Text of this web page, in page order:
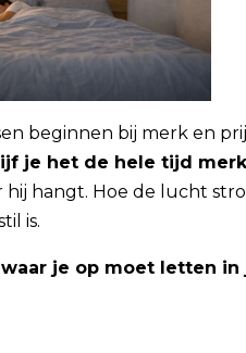
beginnen bij merk en
je het de hele tijd
hij hangt. Hoe de lucht
is.
je op moet letten